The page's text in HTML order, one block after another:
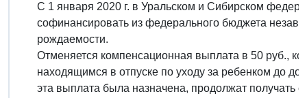
С 1 января 2020 г. в Уральском и Сибирском
софинансировать из федерального бюджета
рождаемости.
Отменяется компенсационная выплата в 50 руб.,
находящимся в отпуске по уходу за ребенком до
эта выплата была назначена, продолжат получать